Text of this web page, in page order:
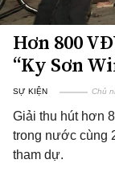
Hơn 800
“Ky Sơn
SỰ KIỆN Chủ
Giải thu hút hơn
trong nước cùng
tham dự.